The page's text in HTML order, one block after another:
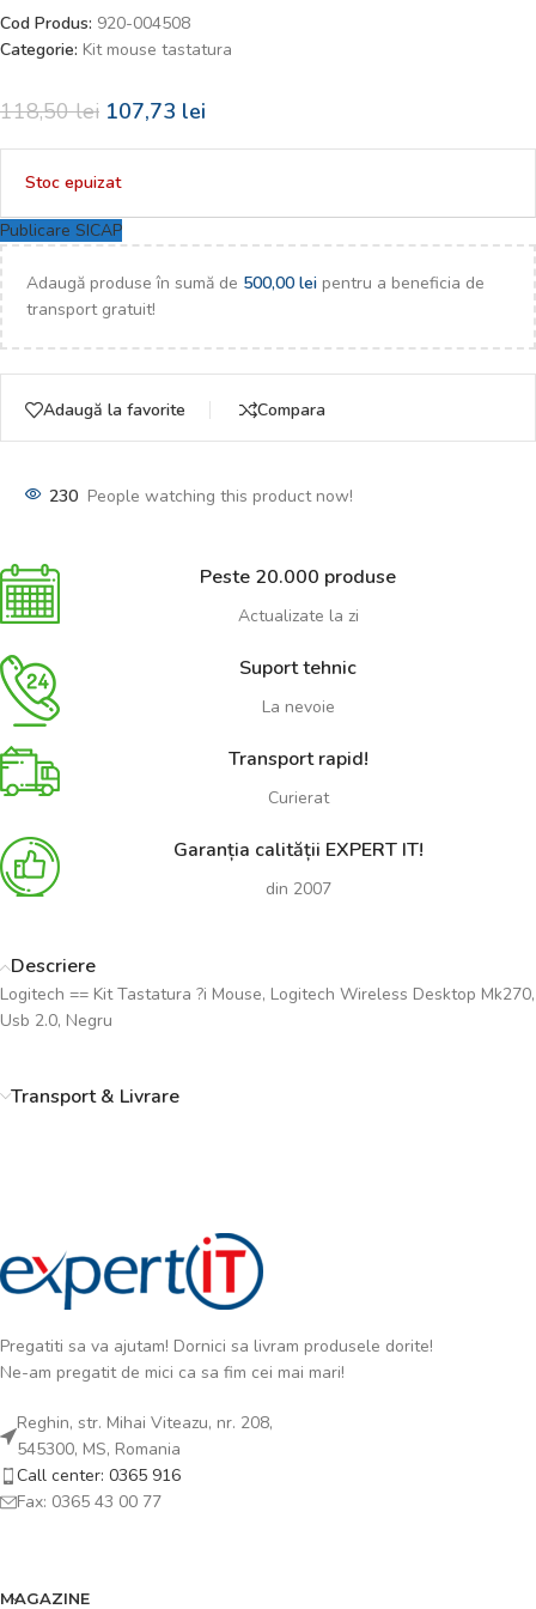
Cod Produs: 920-004508
Categorie: Kit mouse tastatura
118,50lei 107,73 lei
Stoc epuizat
Publicare SICAP
Adaugă produse în sumă de 500,00 lei pentru a beneficia de
transport gratuit!
Adaugă la favorite Compara
230 People watching this product now!
Peste 20.000 produse
Actualizate la zi
Suport tehnic
La nevoie
Transport rapid!
Curierat
Garanția calității EXPERT IT!
din 2007
Descriere
Logitech == Kit Tastatura ?i Mouse, Logitech Wireless Desktop Mk270,
Usb 2.0, Negru
Transport & Livrare
Pregatiti sa va ajutam! Dornici sa livram produsele dorite!
Ne-am pregatit de mici ca sa fim cei mai mari!
Reghin, str. Mihai Viteazu, nr. 208,
545300, MS, Romania
Call center: 0365 916
Fax: 0365 43 00 77
MAGAZINE